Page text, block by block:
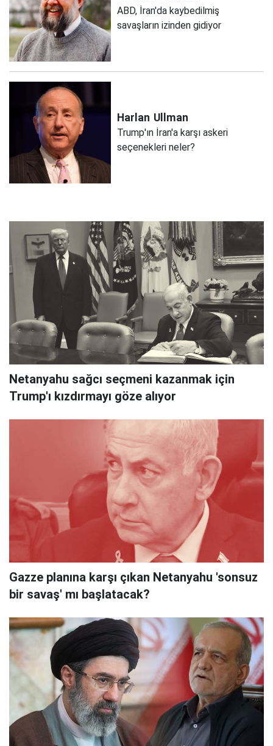
ABD, İran'da kaybedilmiş
savaşların izinden gidiyor
Harlan Ullman
Trump'ın İran'a karşı askeri
seçenekleri neler?
Netanyahu sağcı seçmeni kazanmak için
Trump'ı kızdırmayı göze alıyor
Gazze planına karşı çıkan Netanyahu 'sonsuz
bir savaş' mı başlatacak?